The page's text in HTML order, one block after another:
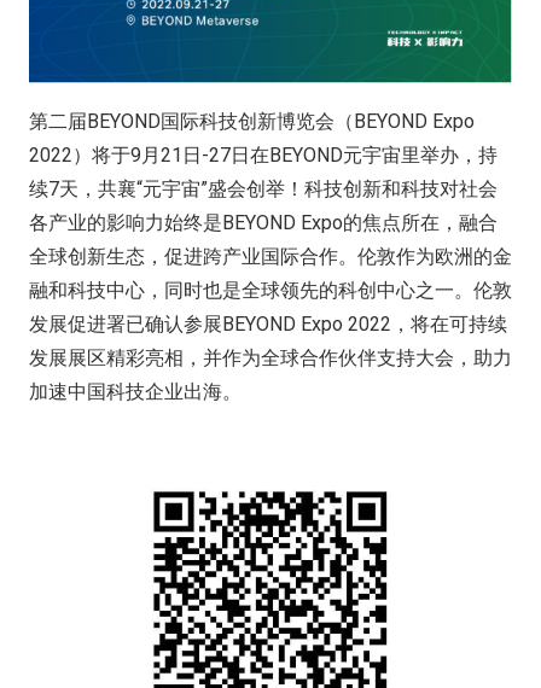
第二届BEYOND国际科技创新博览会（BEYOND Expo
2022）将于9月21日-27日在BEYOND元宇宙里举办，持
续7天，共襄“元宇宙”盛会创举！科技创新和科技对社会
各产业的影响力始终是BEYOND Expo的焦点所在，融合
全球创新生态，促进跨产业国际合作。伦敦作为欧洲的金
融和科技中心，同时也是全球领先的科创中心之一。伦敦
发展促进署已确认参展BEYOND Expo 2022，将在可持续
发展展区精彩亮相，并作为全球合作伙伴支持大会，助力
加速中国科技企业出海。